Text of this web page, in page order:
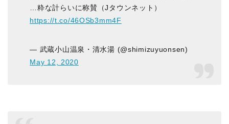
…粋な計らいに称賛（Jタウンネット）
https://t.co/46OSb3mm4F
— 武蔵小山温泉・清水湯 (@shimizuyuonsen)
May 12, 2020